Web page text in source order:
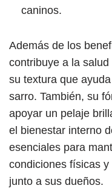
caninos.
Además de los
contribuye a la
su textura que
sarro. También, su
apoyar un pelaje
el bienestar interno
esenciales para
condiciones físicas
junto a sus dueños.